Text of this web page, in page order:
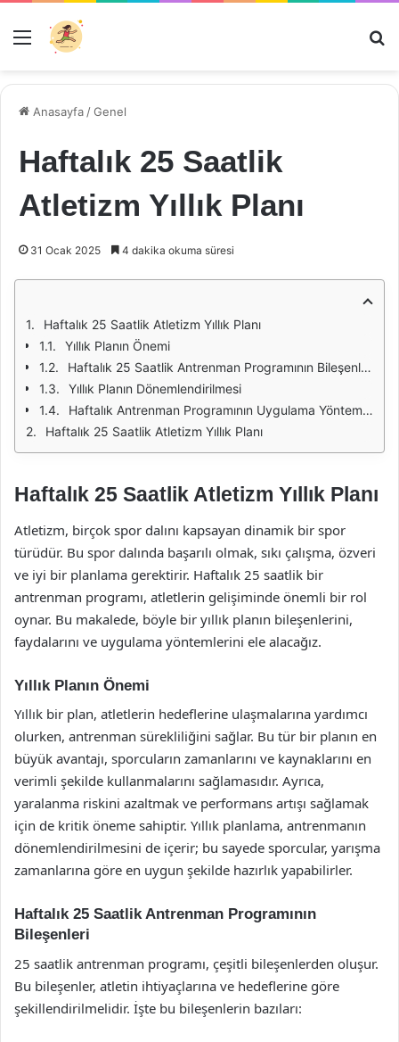
Menü
Anasayfa /Genel
Haftalık 25 Saatlik
Atletizm Yıllık Planı
31 Ocak 2025 4 dakika okuma süresi
Haftalık 25 Saatlik Atletizm Yıllık Planı
Yıllık Planın Önemi
Haftalık 25 Saatlik Antrenman Programının Bileşenleri
Yıllık Planın Dönemlendirilmesi
Haftalık Antrenman Programının Uygulama Yöntemleri
Haftalık 25 Saatlik Atletizm Yıllık Planı
Haftalık 25 Saatlik Atletizm Yıllık Planı
Atletizm, birçok spor dalını kapsayan dinamik bir spor
türüdür. Bu spor dalında başarılı olmak, sıkı çalışma, özveri
ve iyi bir planlama gerektirir. Haftalık 25 saatlik bir
antrenman programı, atletlerin gelişiminde önemli bir rol
oynar. Bu makalede, böyle bir yıllık planın bileşenlerini,
faydalarını ve uygulama yöntemlerini ele alacağız.
Yıllık Planın Önemi
Yıllık bir plan, atletlerin hedeflerine ulaşmalarına yardımcı
olurken, antrenman sürekliliğini sağlar. Bu tür bir planın en
büyük avantajı, sporcuların zamanlarını ve kaynaklarını en
verimli şekilde kullanmalarını sağlamasıdır. Ayrıca,
yaralanma riskini azaltmak ve performans artışı sağlamak
için de kritik öneme sahiptir. Yıllık planlama, antrenmanın
dönemlendirilmesini de içerir; bu sayede sporcular, yarışma
zamanlarına göre en uygun şekilde hazırlık yapabilirler.
Haftalık 25 Saatlik Antrenman Programının
Bileşenleri
25 saatlik antrenman programı, çeşitli bileşenlerden oluşur.
Bu bileşenler, atletin ihtiyaçlarına ve hedeflerine göre
şekillendirilmelidir. İşte bu bileşenlerin bazıları: